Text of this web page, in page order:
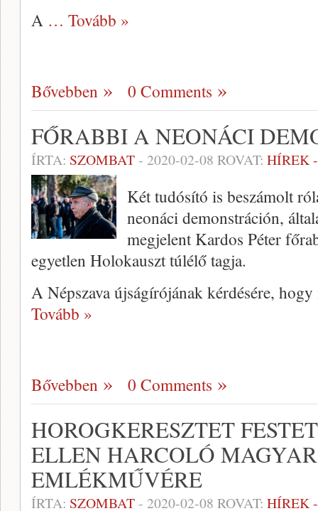
A … Tovább »
Bővebben 0 Comments
FŐRABBI A NEONÁCI
ÍRTA: SZOMBAT- 2020-02-08 ROVAT: HÍREK
Két tudósító is beszámolt
neonáci demonstráción,
megjelent Kardos Péter
egyetlen Holokauszt túlélő tagja.
A Népszava újságírójának kérdésére,
Tovább »
Bővebben 0 Comments
HOROGKERESZTET
ELLEN HARCOLÓ
EMLÉKMŰVÉRE
ÍRTA: SZOMBAT- 2020-02-08 ROVAT: HÍREK